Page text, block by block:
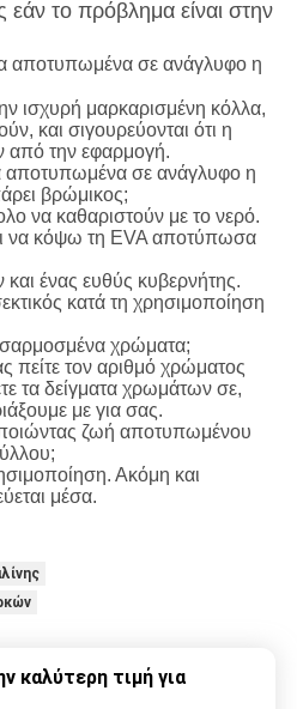
εάν το πρόβλημα είναι στην
αποτυπωμένα σε ανάγλυφο η
ισχυρή μαρκαρισμένη κόλλα,
και σιγουρεύονται ότι η
από την εφαρμογή.
αποτυπωμένα σε ανάγλυφο η
βρώμικος;
να καθαριστούν με το νερό.
να κόψω τη EVA αποτύπωσα
ένας ευθύς κυβερνήτης.
κατά τη χρησιμοποίηση
χρώματα;
πείτε τον αριθμό χρώματος
τα δείγματα χρωμάτων σε,
με για σας.
ζωή αποτυπωμένου
Ακόμη και
μέσα.
καλύτερη τιμή για